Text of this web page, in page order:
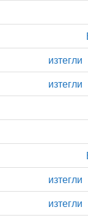
изтегли
изтегли
изтегли
изтегли